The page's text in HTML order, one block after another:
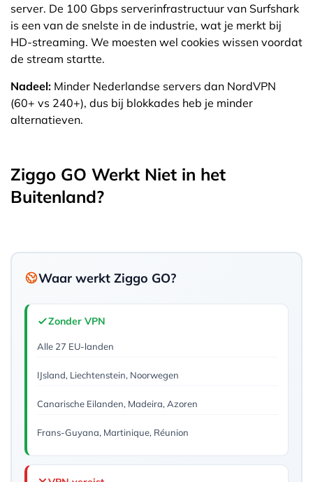
server. De 100 Gbps serverinfrastructuur van Surfshark
is een van de snelste in de industrie, wat je merkt bij
HD-streaming. We moesten wel cookies wissen voordat
de stream startte.
Nadeel: Minder Nederlandse servers dan NordVPN
(60+ vs 240+), dus bij blokkades heb je minder
alternatieven.
Ziggo GO Werkt Niet in het
Buitenland?
Waar werkt Ziggo GO?
Zonder VPN
Alle 27 EU-landen
IJsland, Liechtenstein, Noorwegen
Canarische Eilanden, Madeira, Azoren
Frans-Guyana, Martinique, Réunion